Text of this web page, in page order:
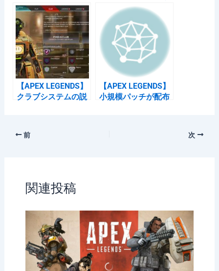
ャドウロワイヤルが
開催（10/23～
11/4）
のアビリティが決定
「攻守に使える強キ
ャラの模様」
【APEX LEGENDS】
クラブシステムの説
【APEX LEGENDS】
小規模パッチが配布
前 次
関連投稿